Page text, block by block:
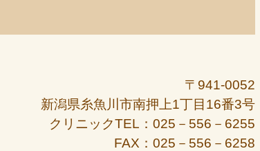
〒941-0052
新潟県糸魚川市南押上1丁目16番3号
クリニックTEL：025－556－6255
FAX：025－556－6258